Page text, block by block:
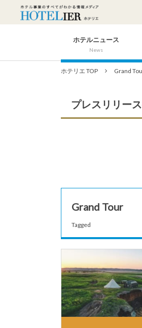
ホテルニュース
News
ホテリエ TOP Grand
プレスリリー
Grand Tour
Tagged